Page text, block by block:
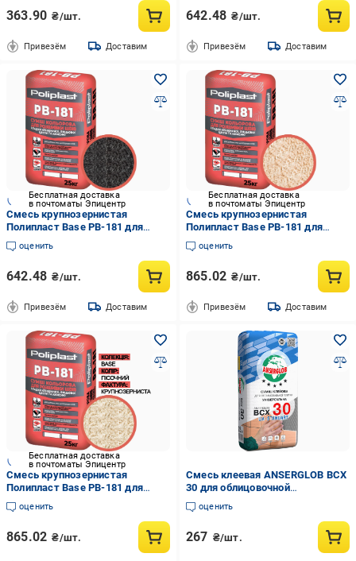
363.90 ₴/шт.
Привезём Доставим
(PPUA68714LB)
642.48 ₴/шт.
Привезём Доставим
Бесплатная доставка
в почтоматы Эпицентр
Смесь крупнозернистая
Полипласт Base PB-181 для
расшивки швов кладки
клинкерного/лицевого кирпича/
(PPUA68714BKG)
оценить
642.48 ₴/шт.
Привезём Доставим
Бесплатная доставка
в почтоматы Эпицентр
Смесь крупнозернистая
Полипласт Base PB-181 для
расшивки швов кладки
клинкерного/лицевого кирпича/
(PPUA68714BKC)
оценить
865.02 ₴/шт.
Привезём Доставим
Бесплатная доставка
в почтоматы Эпицентр
Смесь крупнозернистая
Полипласт Base PB-181 для
расшивки швов кладки
клинкерного/лицевого кирпича/
(PPUA68714KP)
оценить
865.02 ₴/шт.
Смесь клеевая ANSERGLOB BCX
30 для облицовочной
керамической плитки 25 кг
(15641)
оценить
267 ₴/шт.